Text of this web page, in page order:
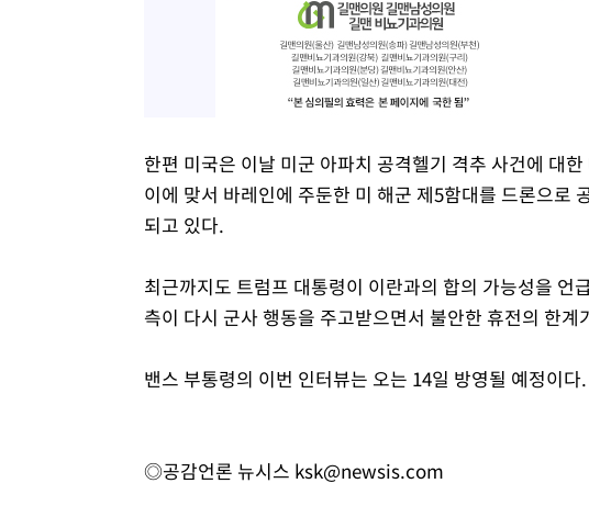
한편 미국은 이날 미군 아파치 공격헬기 격추 사건에 대
이에 맞서 바레인에 주둔한 미 해군 제5함대를 드론으로
되고 있다.
최근까지도 트럼프 대통령이 이란과의 합의 가능성을 언
측이 다시 군사 행동을 주고받으면서 불안한 휴전의 한
밴스 부통령의 이번 인터뷰는 오는 14일 방영될 예정이다.
◎공감언론 뉴시스 ksk@newsis.com